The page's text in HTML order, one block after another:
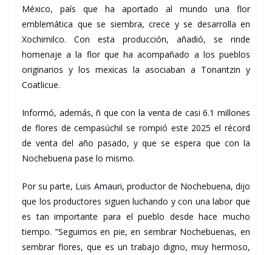
México, país que ha aportado al mundo una flor
emblemática que se siembra, crece y se desarrolla en
Xochimilco. Con esta producción, añadió, se rinde
homenaje a la flor que ha acompañado a los pueblos
originarios y los mexicas la asociaban a Tonantzin y
Coatlicue.
Informó, además, ñ que con la venta de casi 6.1 millones
de flores de cempasúchil se rompió este 2025 el récord
de venta del año pasado, y que se espera que con la
Nochebuena pase lo mismo.
Por su parte, Luis Amauri, productor de Nochebuena, dijo
que los productores siguen luchando y con una labor que
es tan importante para el pueblo desde hace mucho
tiempo. “Seguimos en pie, en sembrar Nochebuenas, en
sembrar flores, que es un trabajo digno, muy hermoso,